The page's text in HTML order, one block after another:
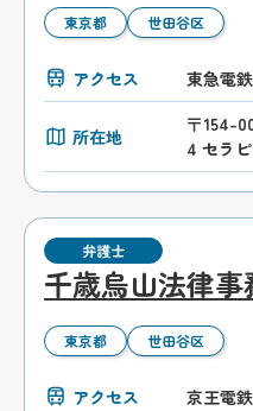
東京都 世田谷区
アクセス 東急電
所在地
〒154-
4 セラ
弁護士
千歳烏山法律事
東京都 世田谷区
アクセス 京王電